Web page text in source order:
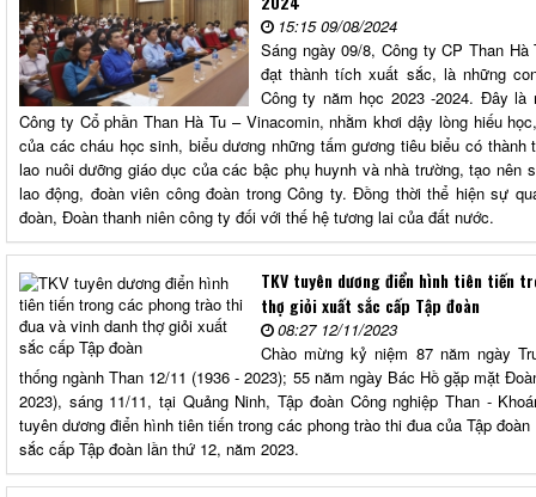
15:15 09/08/2024
Sáng ngày 09/8, Công ty CP Than
đạt thành tích xuất sắc, là những
Công ty năm học 2023 -2024. Đây
Công ty Cổ phần Than Hà Tu – Vinacomin, nhằm khơi dậy lòng hiếu
của các cháu học sinh, biểu dương những tấm gương tiêu biểu có
lao nuôi dưỡng giáo dục của các bậc phụ huynh và nhà trường, tạo
lao động, đoàn viên công đoàn trong Công ty. Đồng thời thể hiện sự
đoàn, Đoàn thanh niên công ty đối với thế hệ tương lai của đất nước.
TKV tuyên dương điển hình tiên tiến
thợ giỏi xuất sắc cấp Tập đoàn
08:27 12/11/2023
Chào mừng kỷ niệm 87 năm ngày
thống ngành Than 12/11 (1936 - 2023); 55 năm ngày Bác Hồ gặp mặt
2023), sáng 11/11, tại Quảng Ninh, Tập đoàn Công nghiệp Than -
tuyên dương điển hình tiên tiến trong các phong trào thi đua của Tập
sắc cấp Tập đoàn lần thứ 12, năm 2023.